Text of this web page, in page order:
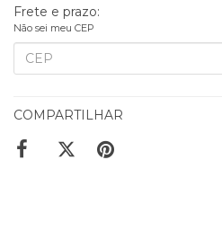
Frete e prazo:
Não sei meu CEP
COMPARTILHAR